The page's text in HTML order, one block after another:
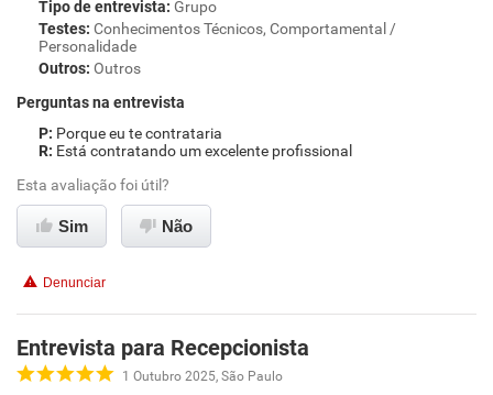
Tipo de entrevista: Grupo
Testes: Conhecimentos Técnicos, Comportamental /
Personalidade
Outros: Outros
Perguntas na entrevista
Porque eu te contrataria
Está contratando um excelente profissional
Esta avaliação foi útil?
Sim Não
Denunciar
Entrevista para Recepcionista
1 Outubro 2025, São Paulo